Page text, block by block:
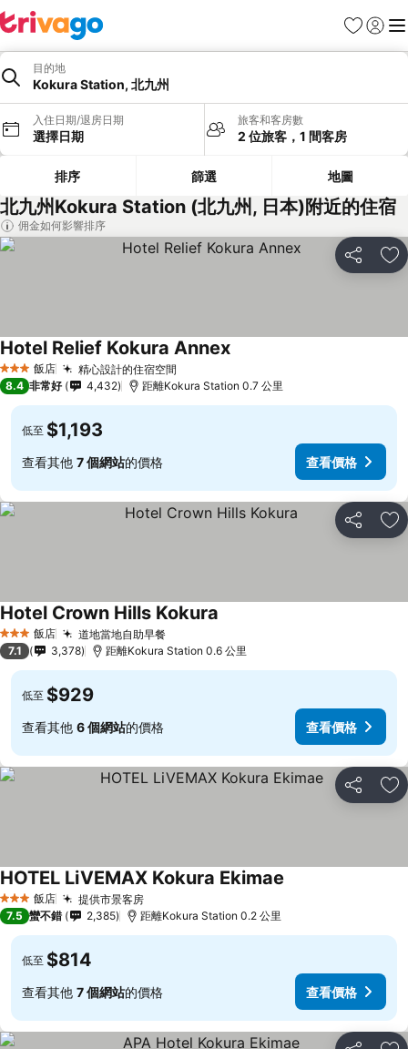
我的最愛
登入 選
目的地
Kokura Station, 北九州
入住日期/退房日期
選擇日期
旅客和客房數
2 位旅客，1 間客房
排序 篩選 地圖
北九州Kokura Station (北九州, 日本)附近的住宿
佣金如何影響排序
分享 加
3 星級 飯店 精心設計的住宿空間
Hotel Relief Kokura Annex
8.4 非常好 4,432 距離Kokura Station 0.7 公里
低至 $1,193
查看其他 7 個網站的價格 查看價格
分享 加
3 星級 飯店 道地當地自助早餐
Hotel Crown Hills Kokura
7.1 3,378 距離Kokura Station 0.6 公里
低至 $929
查看其他 6 個網站的價格 查看價格
分享 加
3 星級 飯店 提供市景客房
HOTEL LiVEMAX Kokura Ekimae
7.5 蠻不錯 2,385 距離Kokura Station 0.2 公里
低至 $814
查看其他 7 個網站的價格 查看價格